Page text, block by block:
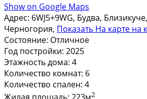
Show on Google Maps
Адрес: 6WJ5+9WG, Будва,
Черногория, Показать На карте на
Состояние: Отличное
Год постройки: 2025
Этажность дома: 4
Количество комнат: 6
Количество спален: 4
2